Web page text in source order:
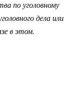
по уголовному
дела или
в этом.